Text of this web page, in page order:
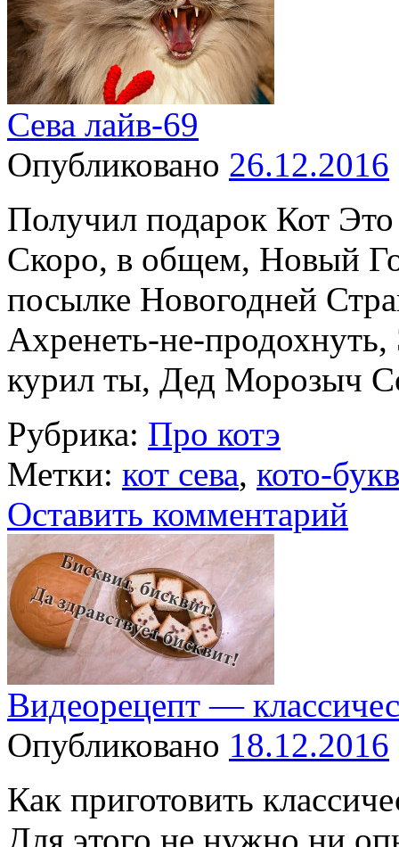
Сева лайв-69
Опубликовано 26.12.2016
Получил подарок Кот
Скоро, в общем, Новый
посылке Новогодней
Ахренеть-не-
курил ты, Дед Морозыч
Рубрика: Про котэ
Метки: кот сева, кото-
Оставить комментарий
Видеорецепт —
Опубликовано 18.12.2016
Как приготовить
Для этого не нужно ни